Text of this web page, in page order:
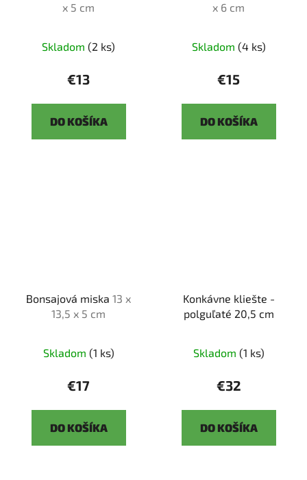
x 5 cm
Skladom (2 ks)
€13
DO KOŠÍKA
x 6 cm
Skladom (4 ks)
€15
DO KOŠÍKA
Bonsajová miska 13 x
13,5 x 5 cm
Skladom (1 ks)
€17
DO KOŠÍKA
Konkávne kliešte -
polguľaté 20,5 cm
Skladom (1 ks)
€32
DO KOŠÍKA